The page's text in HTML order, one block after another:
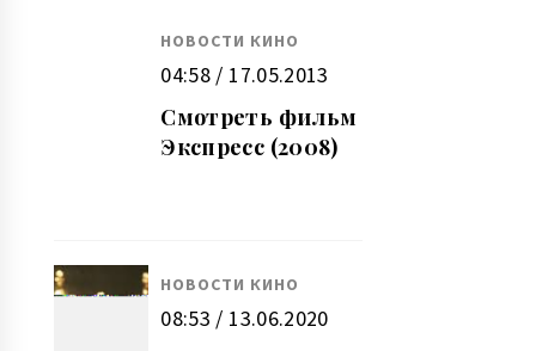
НОВОСТИ КИНО
04:58 / 17.05.2013
Смотреть фильм
Экспресс (2008)
НОВОСТИ КИНО
08:53 / 13.06.2020